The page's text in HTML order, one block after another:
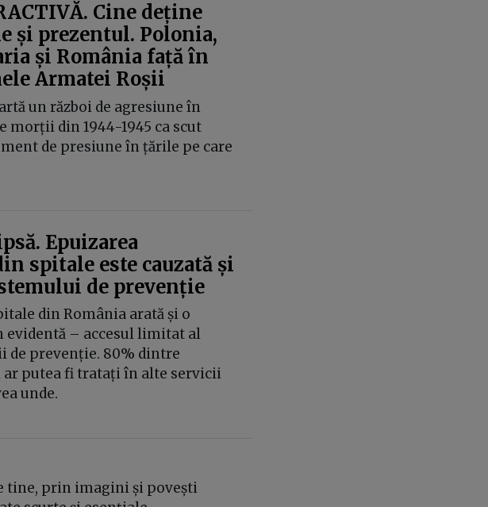
Cine deține
și prezentul. Polonia,
și România față în
Armatei Roșii
un război de agresiune în
morții din 1944-1945 ca scut
de presiune în țările pe care
Epuizarea
spitale este cauzată și
de prevenție
din România arată și o
– accesul limitat al
de prevenție. 80% dintre
putea fi tratați în alte servicii
unde.
tine, prin imagini și povești